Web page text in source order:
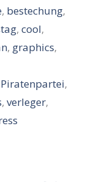
, bestechung,
, cool,
, graphics,
Piratenpartei,
, verleger,